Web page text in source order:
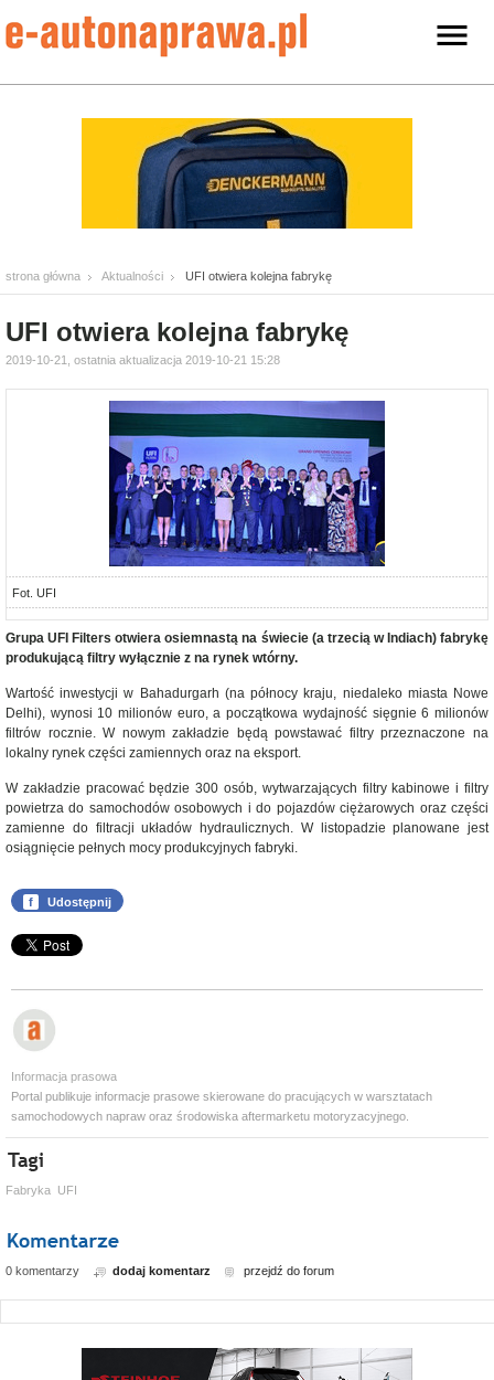
strona główna Aktualności UFI otwiera kolejna fabrykę
UFI otwiera kolejna fabrykę
2019-10-21, ostatnia aktualizacja 2019-10-21 15:28
Fot. UFI
Grupa UFI Filters otwiera osiemnastą na świecie (a trzecią w Indiach) fabrykę
produkującą filtry wyłącznie z na rynek wtórny.
Wartość inwestycji w Bahadurgarh (na północy kraju, niedaleko miasta Nowe
Delhi), wynosi 10 milionów euro, a początkowa wydajność sięgnie 6 milionów
filtrów rocznie. W nowym zakładzie będą powstawać filtry przeznaczone na
lokalny rynek części zamiennych oraz na eksport.
W zakładzie pracować będzie 300 osób, wytwarzających filtry kabinowe i filtry
powietrza do samochodów osobowych i do pojazdów ciężarowych oraz części
zamienne do filtracji układów hydraulicznych. W listopadzie planowane jest
osiągnięcie pełnych mocy produkcyjnych fabryki.
f Udostępnij
Informacja prasowa
Portal publikuje informacje prasowe skierowane do pracujących w warsztatach
samochodowych napraw oraz środowiska aftermarketu motoryzacyjnego.
Fabryka UFI
0 komentarzy dodaj komentarz przejdź do forum